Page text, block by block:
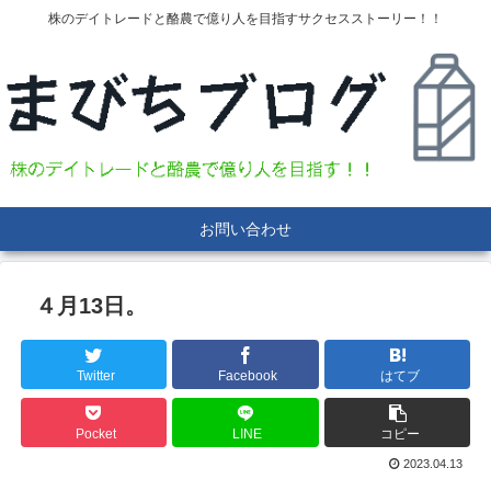
株のデイトレードと酪農で億り人を目指すサクセスストーリー！！
お問い合わせ
４月13日。
Twitter Facebook はてブ
Pocket LINE コピー
2023.04.13